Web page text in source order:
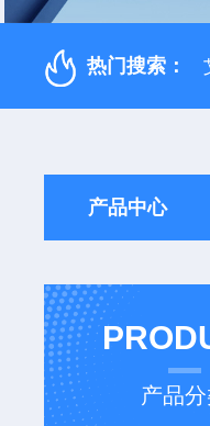
热门搜索：
产品中心
产品